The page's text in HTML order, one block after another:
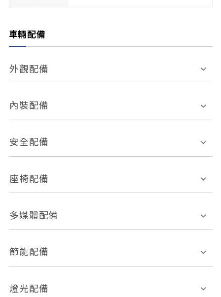
車輛配備
外觀配備
電動天窗
後視鏡方向指示燈
內裝配備
多功能方向盤
恆溫空調
安全配備
前座正面氣囊
ABS防鎖死
車道偏離警示
自動停車系統 盲點偵測系統
倒車雷達
座椅配備
皮椅
多媒體配備
外部音源接入
節能配備
引擎啟閉系統
燈光配備